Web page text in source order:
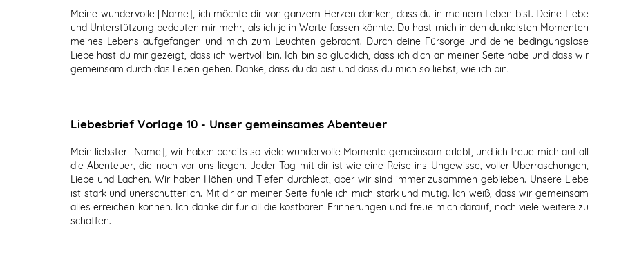
Meine wundervolle [Name], ich möchte dir von ganzem Herzen danken, dass du in meinem Leben bist. Deine Liebe
und Unterstützung bedeuten mir mehr, als ich je in Worte fassen könnte. Du hast mich in den dunkelsten Momenten
meines Lebens aufgefangen und mich zum Leuchten gebracht. Durch deine Fürsorge und deine bedingungslose
Liebe hast du mir gezeigt, dass ich wertvoll bin. Ich bin so glücklich, dass ich dich an meiner Seite habe und dass wir
gemeinsam durch das Leben gehen. Danke, dass du da bist und dass du mich so liebst, wie ich bin.
Liebesbrief Vorlage 10 - Unser gemeinsames Abenteuer
Mein liebster [Name], wir haben bereits so viele wundervolle Momente gemeinsam erlebt, und ich freue mich auf all
die Abenteuer, die noch vor uns liegen. Jeder Tag mit dir ist wie eine Reise ins Ungewisse, voller Überraschungen,
Liebe und Lachen. Wir haben Höhen und Tiefen durchlebt, aber wir sind immer zusammen geblieben. Unsere Liebe
ist stark und unerschütterlich. Mit dir an meiner Seite fühle ich mich stark und mutig. Ich weiß, dass wir gemeinsam
alles erreichen können. Ich danke dir für all die kostbaren Erinnerungen und freue mich darauf, noch viele weitere zu
schaffen.